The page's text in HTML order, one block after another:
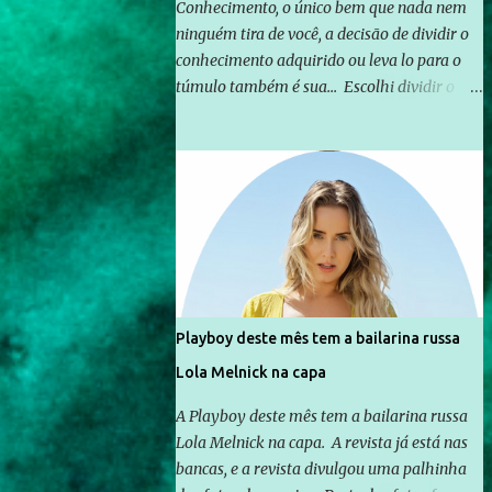
Conhecimento, o único bem que nada nem
ninguém tira de você, a decisão de dividir o
conhecimento adquirido ou leva lo para o
túmulo também é sua... Escolhi dividir o
mais e mais pessoas terem acesso a
educação e ao conhecimento. Não sou
Professor, a mais nobre das profissões, mas
tento ser um empreendedor da
comunicação, que além de informação
cotidiana, corriqueira e cada vez mais
preocupantes, do tipo que você já esta
acostumado a ver neste espaço, vou
trabalhar a ideia que possibilite distribuir
consistente a riqueza do conhecimento...
Exemplo: o cidadão brasileiro não precisa só
ser informado sobre operações da Lava Jato,
Playboy deste mês tem a bailarina russa
Lola Melnick na capa
A Playboy deste mês tem a bailarina russa
Lola Melnick na capa. A revista já está nas
bancas, e a revista divulgou uma palhinha